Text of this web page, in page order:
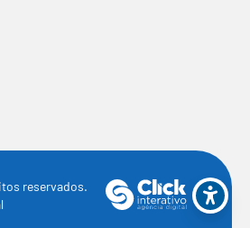
reservados.